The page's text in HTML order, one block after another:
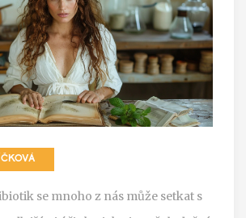
se mnoho z nás může setkat s